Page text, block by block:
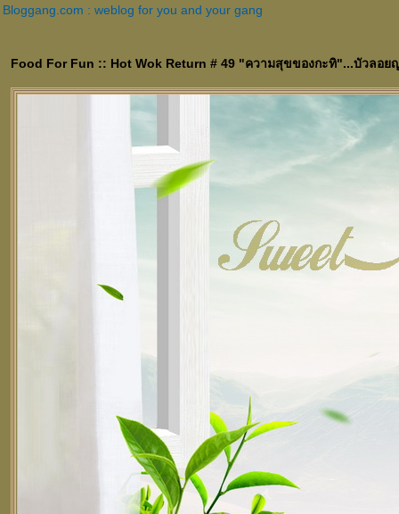
Bloggang.com : weblog for you and your gang
Food For Fun :: Hot Wok Return # 49 "ความสุขของกะทิ"...บัวลอย